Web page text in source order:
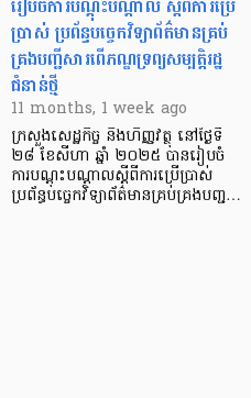
ប្រាស់ ប្រព័ន្ធបច្ចេកវិទ្យាព័ត៌មានគ្រប់
គ្រងបញ្ជីសារពើភណ្ឌទ្រព្យសម្បត្តិរដ្ឋ
ជំនាន់ថ្មី
11 months, 1 week ago
ក្រសួងសេដ្ឋកិច្ច និងហិញ្ញវត្ថុ នៅថ្ងៃទី
២៨ ខែសីហា ឆ្នាំ ២០២៥ បានរៀបចំ
ការបណ្ដុះបណ្ដាលស្ដីពីការប្រើប្រាស់
ប្រព័ន្ធបច្ចេកវិទ្យាព័ត៌មានគ្រប់គ្រងបញ្ជ…